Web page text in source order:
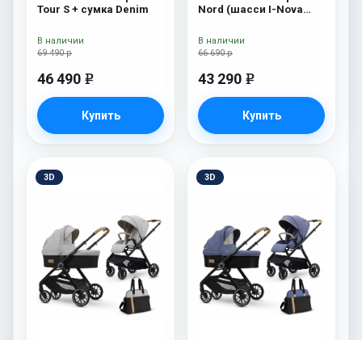
Tour S + сумка Denim
69 490 р
46 490 e
Купить
В наличии
Nord (шасси I-Nova
66 690 р
43 290 e
Купить
В наличии
3D 3D